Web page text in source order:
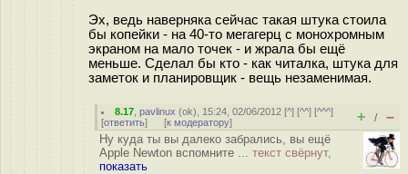
Эх, ведь наверняка сейчас такая штука стоила
бы копейки - на 40-то мегагерц с монохромным
экраном на мало точек - и жрала бы ещё
меньше. Сделал бы кто - как читалка, штука для
заметок и планировщик - вещь незаменимая.
8.17 ,pavlinux (ok), 15:24, 02/06/2012 [^] [^^] [^^^]
[ответить] [к модератору] + / –
Ну куда ты вы далеко забрались, вы ещё
Apple Newton вспомните ... текст свёрнут,
показать